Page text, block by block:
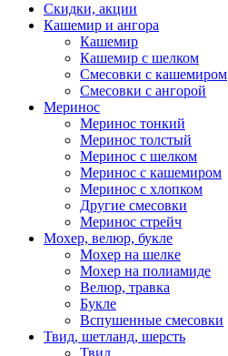
Скидки, акции
Кашемир и ангора
Кашемир
Кашемир с шелком
Смесовки с кашемиром
Смесовки с ангорой
Меринос
Меринос тонкий
Меринос толстый
Меринос с шелком
Меринос с кашемиром
Меринос с хлопком
Другие смесовки
Меринос стрейч
Мохер, велюр, букле
Мохер на шелке
Мохер на полиамиде
Велюр, травка
Букле
Вспушенные смесовки
Твид, шетланд, шерсть
Твид